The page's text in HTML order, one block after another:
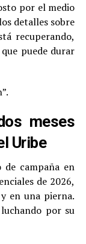
por el medio
detalles sobre
recuperando,
puede durar
meses
Uribe
campaña en
de 2026,
en una pierna.
por su